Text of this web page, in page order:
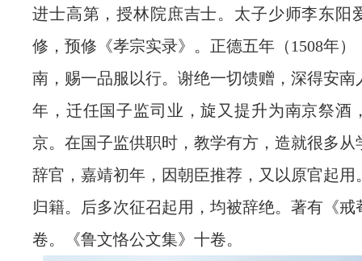
进士高第，授林院庶吉士。太子少师李东阳
修，预修《孝宗实录》。正德五年（1508年）
南，赐一品服以行。谢绝一切馈赠，深得安南
年，迁任国子监司业，旋又提升为南京祭酒
京。在国子监供职时，教学有方，造就很多从
辞官，嘉靖初年，因朝臣推荐，又以原官起用
归籍。后多次征召起用，均被辞绝。著有《戒
卷。《鲁文恪公文集》十卷。